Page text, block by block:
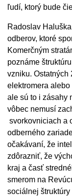
ľudí, ktorý bude
Radoslav
odberov, ktoré
Komerčným
poznáme
vzniku. Ostatných
elektromera
ale sú to i zásahy
vôbec nemusí
svorkovniciach a
odberného
očakávaní, že
zdôrazniť, že
kraj a časť
smerom na
sociálnej